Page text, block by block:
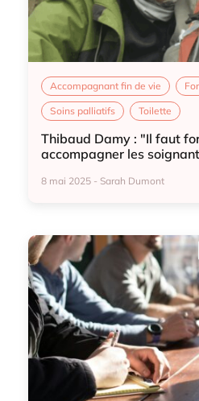
Accompagnant fin de vie
Soins palliatifs Toilette
Thibaud Damy : "Il faut
accompagner les
8 mai 2025 - Sarah Dumont
Soins palliatifs Toilette